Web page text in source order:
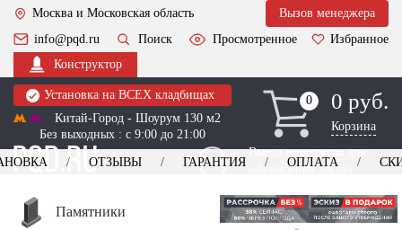
Москва и Московская область
Вызов менеджера
info@pqd.ru
Поиск Просмотренное
Избранное
Конструктор
Установка на ВСЕХ кладбищах
Китай-Город - Шоурум 130 м2
Без выходных : с 9:00 до 21:00
0
0 0 руб.
Корзина
Выезд менеджера для
оформления заказа
+7 (495) 518-44-23
ОТЗЫВЫ ГАРАНТИЯ ОПЛАТА
Памятники